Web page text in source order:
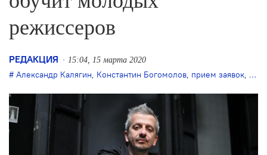
режиссеров
РЕДАКЦИЯ 15:04, 15 марта 2020
Александр Калягин, Константин Богомолов, прием заявок,